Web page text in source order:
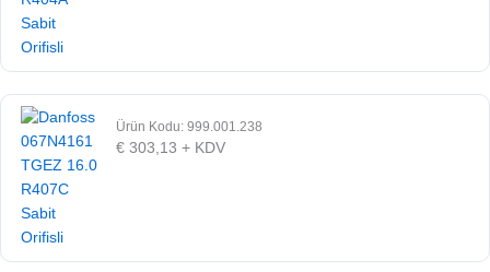
Ürün Kodu: 999.001.238
€ 303,13 + KDV